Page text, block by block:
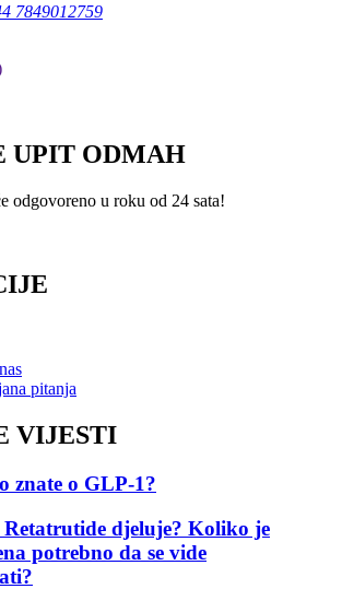
7849012759
UPIT ODMAH
odgovoreno u roku od 24 sata!
pitanja
VIJESTI
znate o GLP-1?
djeluje? Koliko je
potrebno da se vide